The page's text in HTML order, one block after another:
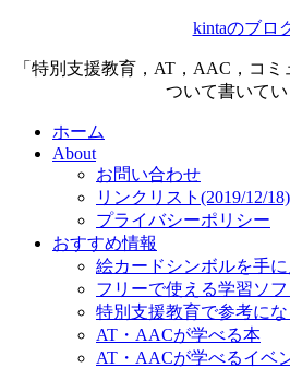
kintaのブロ
「特別支援教育，AT，AAC，コ
ついて書いて
ホーム
About
お問い合わせ
リンクリスト(2019/12/18)
プライバシーポリシー
おすすめ情報
絵カードシンボルを手
フリーで使える学習ソ
特別支援教育で参考に
AT・AACが学べる本
AT・AACが学べるイベ